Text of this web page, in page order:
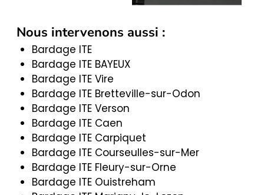
Nous intervenons aussi :
Bardage ITE
Bardage ITE BAYEUX
Bardage ITE Vire
Bardage ITE Bretteville-sur-Odon
Bardage ITE Verson
Bardage ITE Caen
Bardage ITE Carpiquet
Bardage ITE Courseulles-sur-Mer
Bardage ITE Fleury-sur-Orne
Bardage ITE Ouistreham